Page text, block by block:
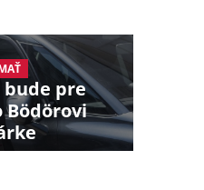
bude pre